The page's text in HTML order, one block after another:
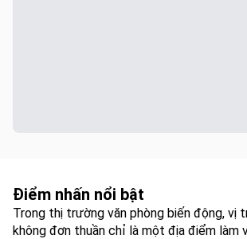
Điểm nhấn nổi bật
Trong thị trường văn phòng biến động, vị
không đơn thuần chỉ là một địa điểm làm